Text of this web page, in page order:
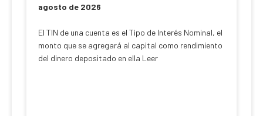
agosto de 2026
El TIN de una cuenta es el Tipo de Interés Nominal, el
monto que se agregará al capital como rendimiento
del dinero depositado en ella Leer